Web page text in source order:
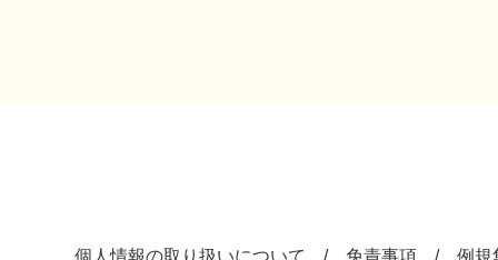
個人情報の取り扱いについて 免責事項 例規